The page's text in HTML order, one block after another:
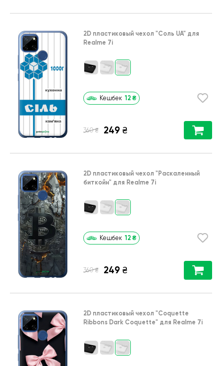
2D пластиковый чехол "Соль UA" для
Realme 7i
Кешбек 12 ₴
360 ₴ 249 ₴
2D пластиковый чехол "Раскаленный
биткойн" для Realme 7i
Кешбек 12 ₴
360 ₴ 249 ₴
2D пластиковый чехол "Coquette
Ribbons Dark Coquette" для Realme 7i